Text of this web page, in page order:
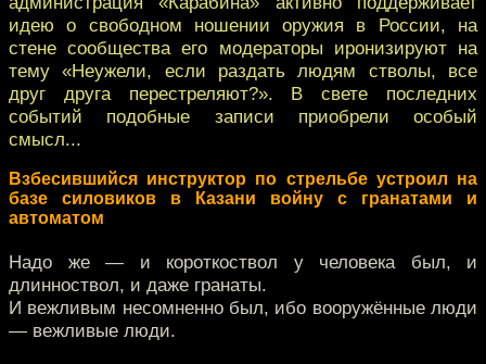
идею о свободном ношении оружия в России, на
стене сообщества его модераторы иронизируют на
тему «Неужели, если раздать людям стволы, все
друг друга перестреляют?». В свете последних
событий подобные записи приобрели особый
смысл...
Взбесившийся инструктор по стрельбе устроил на
базе силовиков в Казани войну с гранатами и
автоматом
Надо же — и короткоствол у человека был, и
длинноствол, и даже гранаты.
И вежливым несомненно был, ибо вооружённые люди
— вежливые люди.